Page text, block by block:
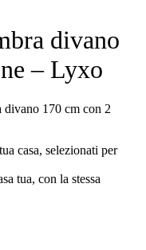
divano
– Lyxo
divano 170 cm con 2
casa, selezionati per
tua, con la stessa